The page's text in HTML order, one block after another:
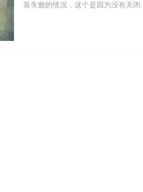
装失败的情况，这个是因为没有关闭